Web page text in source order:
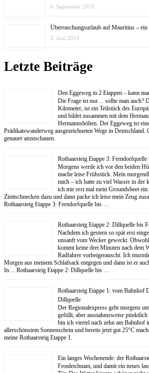
6. September 2019
Überraschungsurlaub auf Mauritius – ein
2. Juni 2019
Letzte Beiträge
Den Eggeweg in 2 Etappen – kann
Die Frage ist nur… sollte man auch?
Kilometer, ist ein Teilstück des
und bildet zusammen mit dem
Hermannshöhen. Der Eggeweg ist
Prädikatswanderweg ausgezeichneten Wege in Deutschland.
genauer anzuschauen.
Rothaarsteig Etappe 3: Ferndorfquelle
Morgens werde ich vor den beiden
mache leise Frühstück. Mein
mich – ich hatte zu viel Wasser in der
ich mir erst mal mein Groundsheet
Zimtschnecken dazu und dann packe ich leise mein Zeug
Rothaarsteig Etappe 3: Ferndorfquelle bis …
Rothaarsteig Etappe 2: Dillquelle bis
Nachdem ich gestern so spät erst
unsanft vom Wecker geweckt.
kommt keine drei Minuten nach dem
Radfahrer vorbeigerauscht. Ich
Morgen aus meinem Schlafsack entgegen und dann ist er
In… Rothaarsteig Etappe 2: Dillquelle bis …
Rothaarsteig Etappe 1: vom Bahnhof
Dillquelle
Der Regionalexpress geht morgens
gefüllt, aber ausnahmsweise
bin ich viertel nach zehn am Bahnhof
allerschönstem Sonnenschein und bereits jetzt gut 25°C
meine Rothaarsteig Etappe 1.
Ein langes Wochenende: der
Fronleichnam, und damit ein neues